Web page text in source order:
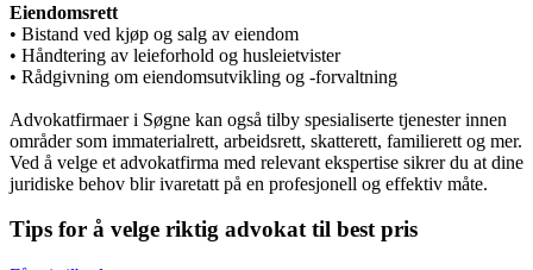
Eiendomsrett
• Bistand ved kjøp og salg av eiendom
• Håndtering av leieforhold og husleietvister
• Rådgivning om eiendomsutvikling og -forvaltning
Advokatfirmaer i Søgne kan også tilby spesialiserte tjenester innen
områder som immaterialrett, arbeidsrett, skatterett, familierett og mer.
Ved å velge et advokatfirma med relevant ekspertise sikrer du at dine
juridiske behov blir ivaretatt på en profesjonell og effektiv måte.
Tips for å velge riktig advokat til best pris